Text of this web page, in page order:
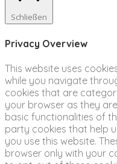
Schließen
Privacy Overview
This website uses
while you navigate
cookies that are
your browser as they
basic functionalities of
party cookies that help
you use this website.
browser only with your